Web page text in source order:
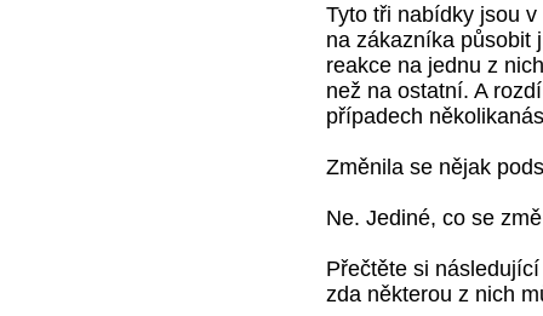
Tyto tři nabídky jsou
na zákazníka působit
reakce na jednu z
než na ostatní. A
případech
Změnila se nějak
Ne. Jediné, co se
Přečtěte si
zda některou z nich